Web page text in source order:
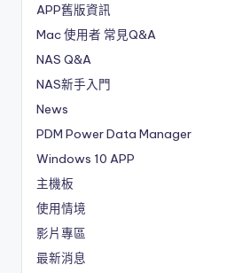
APP舊版資訊
Mac 使用者 常見Q&A
NAS Q&A
NAS新手入門
News
PDM Power Data Manager
Windows 10 APP
主機板
使用情境
影片專區
最新消息